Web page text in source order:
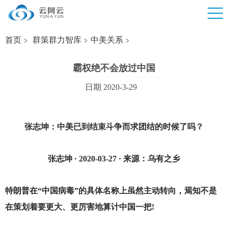
首页 群策群力智库 中美关系
霸权绝不会放过中国
日期 2020-3-29
张志坤：中美已到结束斗争而求团结的时候了吗？
张志坤 · 2020-03-27 · 来源：乌有之乡
特朗普在“中国病毒”的具体名称上虽然主动转向，焉知不是
在策划着要更大、更厉害地算计中国一把!